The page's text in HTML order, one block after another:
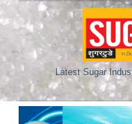
Skip
to
Latest Sugar